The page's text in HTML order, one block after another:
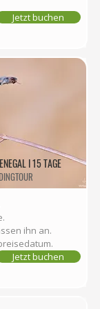
Jetzt buchen
I 15 TAGE
ihn an.
Jetzt buchen